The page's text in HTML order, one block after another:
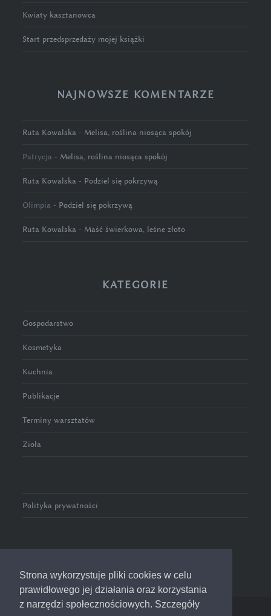
Strona wykorzystuje pliki cookies w celu
prawidłowego jej działania oraz korzystania
z narzędzi społecznościowych. Szczegóły
Kwiaty kasztanowca
Start przedsprzedaży mojej książki
NAJNOWSZE KOMENTARZE
Ruta Kowalska - Melisa, roślina niosąca spokój
Patrycja - Melisa, roślina niosąca spokój
Ruta Kowalska - Podziel się pokrzywą
Olimpia - Podziel się pokrzywą
Ruta Kowalska - Maść świerkowa, leśne złoto
KATEGORIE
Gospodarstwo
Kosmetyka
Kuchnia
Publikacje
Terminy warsztatów
Zioła
Polityka prywatności